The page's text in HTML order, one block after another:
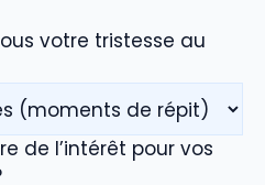
votre tristesse au
de l’intérêt pour vos